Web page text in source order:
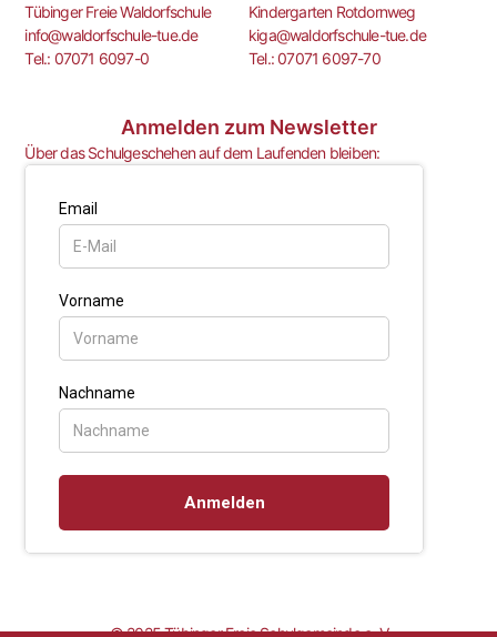
Tübinger Freie Waldorfschule
info@waldorfschule-tue.de
Tel.: 07071 6097-0
Kindergarten Rotdornweg
kiga@waldorfschule-tue.de
Tel.: 07071 6097-70
Anmelden zum Newsletter
Über das Schulgeschehen auf dem Laufenden bleiben:
© 2025 Tübinger Freie Schulgemeinde e. V.